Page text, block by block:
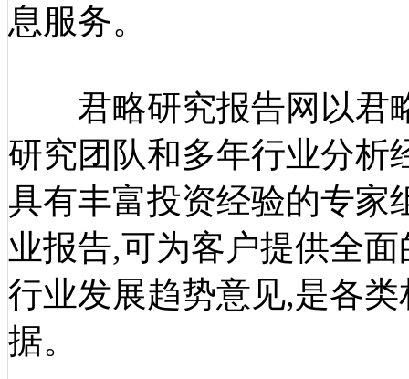
息服务。
君略研究报告网以君
研究团队和多年行业分析
具有丰富投资经验的专家
业报告,可为客户提供全
行业发展趋势意见,是各
据。